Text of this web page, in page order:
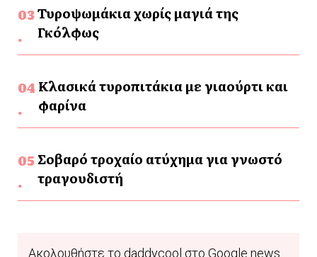
Τυροψωμάκια χωρίς μαγιά της
Γκόλφως
Κλασικά τυροπιτάκια με γιαούρτι και
φαρίνα
Σοβαρό τροχαίο ατύχημα για γνωστό
τραγουδιστή
Ακολουθήστε το daddycool στο Google news